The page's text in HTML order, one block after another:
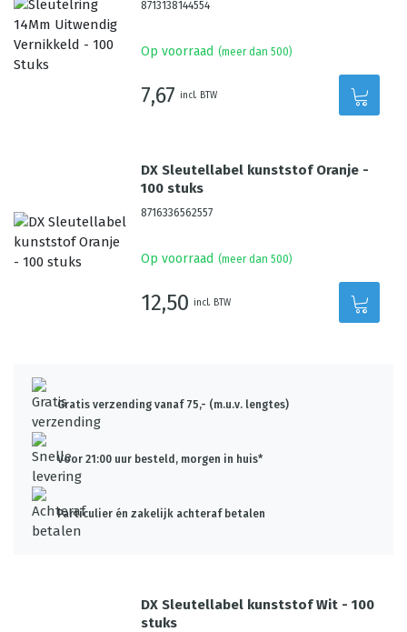
8713138144554
Op voorraad (meer dan 500)
7,67 incl. BTW
DX Sleutellabel kunststof Oranje -
100 stuks
8716336562557
Op voorraad (meer dan 500)
12,50 incl. BTW
Gratis verzending vanaf 75,- (m.u.v. lengtes)
Voor 21:00 uur besteld, morgen in huis*
Particulier én zakelijk achteraf betalen
DX Sleutellabel kunststof Wit - 100
stuks